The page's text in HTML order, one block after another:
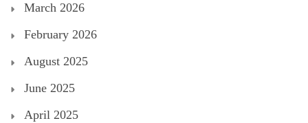
March 2026
February 2026
August 2025
June 2025
April 2025